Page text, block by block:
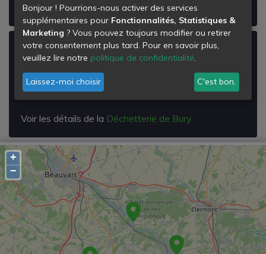
Voir les détails de laDéchetterie de Hermes
Déchetterie de Bury
Zac du Bois Noir
60250
Bury
Voir les détails de la Déchetterie de Bury
+
−
Bonjour ! Pourrions-nous activer des services
supplémentaires pour Fonctionnalités, Statistiques &
Marketing ? Vous pouvez toujours modifier ou retirer
votre consentement plus tard. Pour en savoir plus,
veuillez lire notre politique de confidentialité.
Laissez-moi choisir C'est bon.